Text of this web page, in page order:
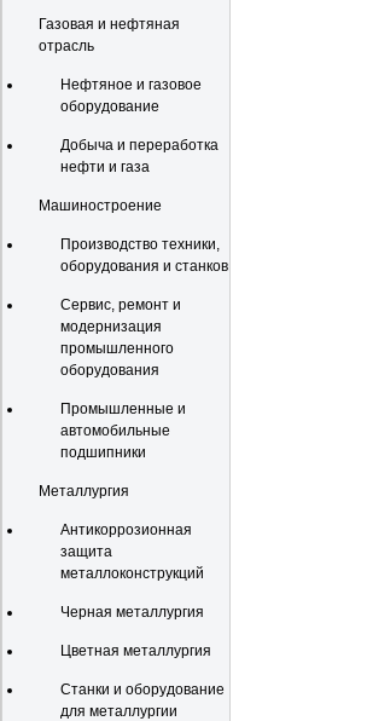
Газовая и нефтяная
отрасль
Нефтяное и газовое
оборудование
Добыча и переработка
нефти и газа
Машиностроение
Производство техники,
оборудования и станков
Сервис, ремонт и
модернизация
промышленного
оборудования
Промышленные и
автомобильные
подшипники
Металлургия
Антикоррозионная
защита
металлоконструкций
Черная металлургия
Цветная металлургия
Станки и оборудование
для металлургии